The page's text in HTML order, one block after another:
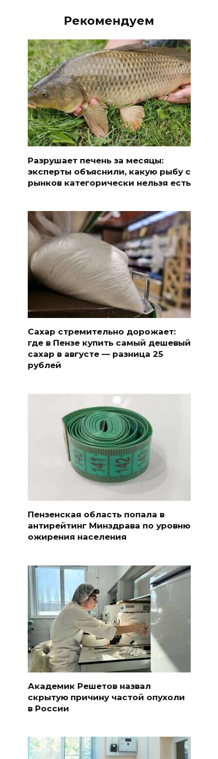
Рекомендуем
Разрушает печень за месяцы:
эксперты объяснили, какую рыбу с
рынков категорически нельзя есть
Сахар стремительно дорожает:
где в Пензе купить самый дешевый
сахар в августе — разница 25
рублей
Пензенская область попала в
антирейтинг Минздрава по уровню
ожирения населения
Академик Решетов назвал
скрытую причину частой опухоли
в России